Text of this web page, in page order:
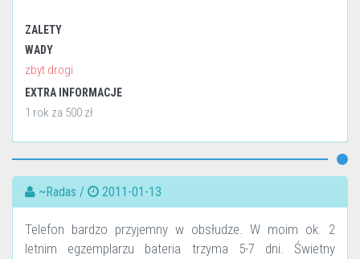
ZALETY
WADY
zbyt drogi
EXTRA INFORMACJE
1 rok za 500 zł
~Radas / 2011-01-13
Telefon bardzo przyjemny w obsłudze. W moim ok. 2
letnim egzemplarzu bateria trzyma 5-7 dni. Świetny